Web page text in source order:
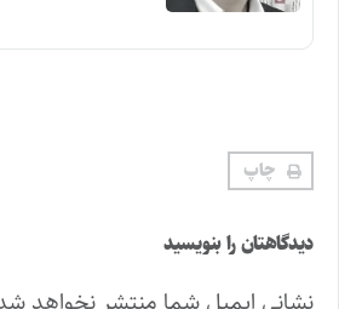
چاپ
دیدگاهتان را بنویسید